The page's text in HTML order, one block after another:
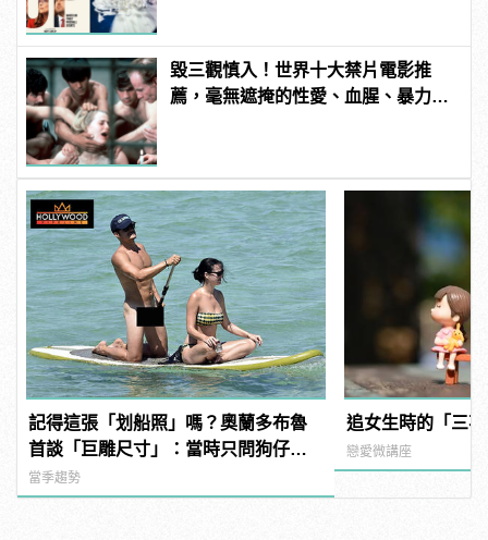
毀三觀慎入！世界十大禁片電影推
薦，毫無遮掩的性愛、血腥、暴力、
記得這張「划船照」嗎？奧蘭多布魯
首談「巨雕尺寸」：當時只問狗仔，
你們有那麼大的馬賽克嗎？
當季趨勢
追女生時的「三
戀愛微講座